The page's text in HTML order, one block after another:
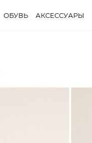
ОБУВЬ АКСЕССУАРЫ